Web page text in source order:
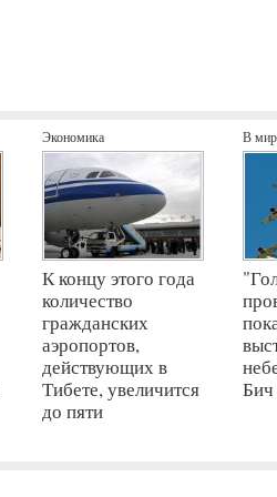
Экономика
К концу этого года
количество
гражданских
аэропортов,
действующих в
Тибете, увеличится
до пяти
В
Бич